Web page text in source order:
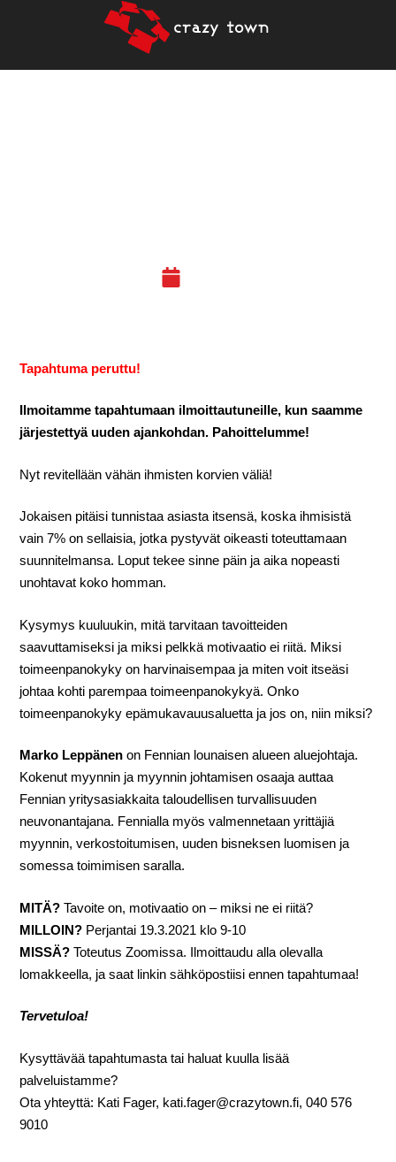
Tapahtuma peruttu!
Ilmoitamme tapahtumaan ilmoittautuneille, kun saamme
järjestettyä uuden ajankohdan. Pahoittelumme!
Nyt revitellään vähän ihmisten korvien väliä!
Jokaisen pitäisi tunnistaa asiasta itsensä, koska ihmisistä
vain 7% on sellaisia, jotka pystyvät oikeasti toteuttamaan
suunnitelmansa. Loput tekee sinne päin ja aika nopeasti
unohtavat koko homman.
Kysymys kuuluukin, mitä tarvitaan tavoitteiden
saavuttamiseksi ja miksi pelkkä motivaatio ei riitä. Miksi
toimeenpanokyky on harvinaisempaa ja miten voit itseäsi
johtaa kohti parempaa toimeenpanokykyä. Onko
toimeenpanokyky epämukavauusaluetta ja jos on, niin miksi?
Marko Leppänen on Fennian lounaisen alueen aluejohtaja.
Kokenut myynnin ja myynnin johtamisen osaaja auttaa
Fennian yritysasiakkaita taloudellisen turvallisuuden
neuvonantajana. Fennialla myös valmennetaan yrittäjiä
myynnin, verkostoitumisen, uuden bisneksen luomisen ja
somessa toimimisen saralla.
MITÄ? Tavoite on, motivaatio on – miksi ne ei riitä?
MILLOIN? Perjantai 19.3.2021 klo 9-10
MISSÄ? Toteutus Zoomissa. Ilmoittaudu alla olevalla
lomakkeella, ja saat linkin sähköpostiisi ennen tapahtumaa!
Tervetuloa!
Kysyttävää tapahtumasta tai haluat kuulla lisää
palveluistamme?
Ota yhteyttä: Kati Fager, kati.fager@crazytown.fi, 040 576
9010